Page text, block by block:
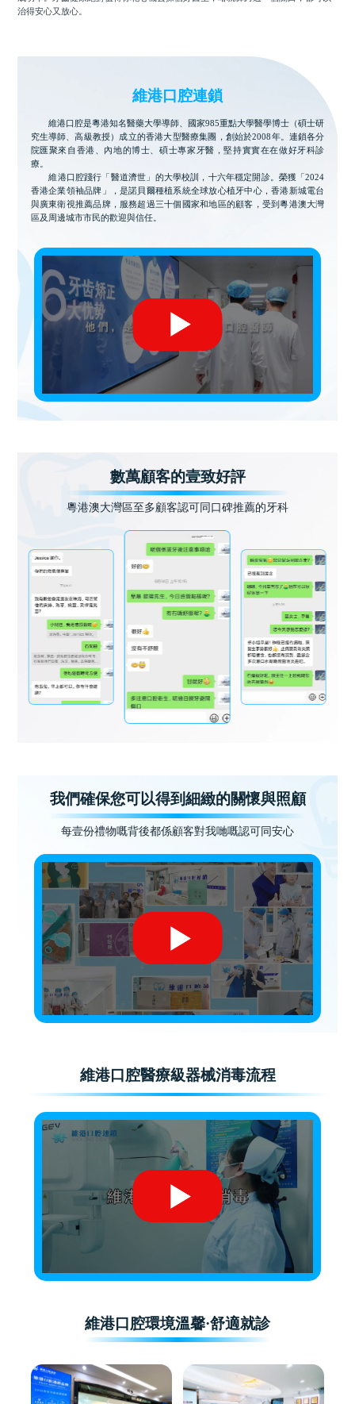
治得安心又放心。
維港口腔連鎖
維港口腔是粵港知名醫藥大學導師、國家985重點大學醫學博士（碩士研
究生導師、高級教授）成立的香港大型醫療集團，創始於2008年。連鎖各分
院匯聚來自香港、內地的博士、碩士專家牙醫，堅持實實在在做好牙科診
療。
維港口腔踐行「醫道濟世」的大學校訓，十六年穩定開診。榮獲「2024
香港企業領袖品牌」，是諾貝爾種植系統全球放心植牙中心，香港新城電台
與廣東衛視推薦品牌，服務超過三十個國家和地區的顧客，受到粵港澳大灣
區及周邊城市市民的歡迎與信任。
數萬顧客的壹致好評
粵港澳大灣區至多顧客認可同口碑推薦的牙科
我們確保您可以得到細緻的關懷與照顧
每壹份禮物嘅背後都係顧客對我哋嘅認可同安心
維港口腔醫療級器械消毒流程
維港口腔環境溫馨·舒適就診